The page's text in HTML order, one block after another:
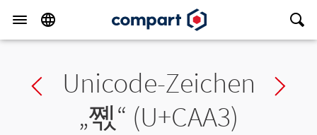
Previous char
Unicode-Zeichen
„쪣“ (U+CAA3)